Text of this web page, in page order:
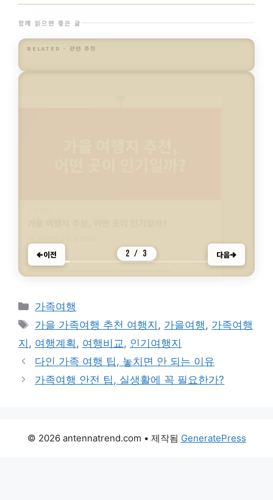
3,352명이 오늘 읽었어요
가족여행
4,144명이 오늘 읽었어요
가족여행
940명이 오늘 읽었어요
이전
카
테
가족여행
태
가을 가족여행 추천 여행지,가을여행,가족여행
가족여행 안전 팁, 실생활에 꼭 필요한가?